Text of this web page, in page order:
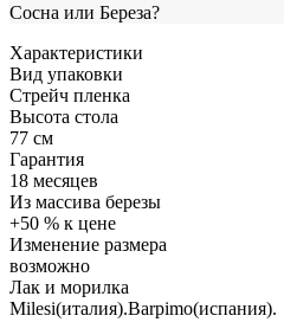
Сосна или Береза?
Характеристики
Вид упаковки
Стрейч пленка
Высота стола
77 см
Гарантия
18 месяцев
Из массива березы
+50 % к цене
Изменение размера
возможно
Лак и морилка
Milesi(италия).Barpimo(испания).